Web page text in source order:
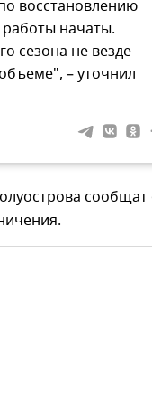
восстановлению
начаты.
сезона не везде
– уточнил
сообщат